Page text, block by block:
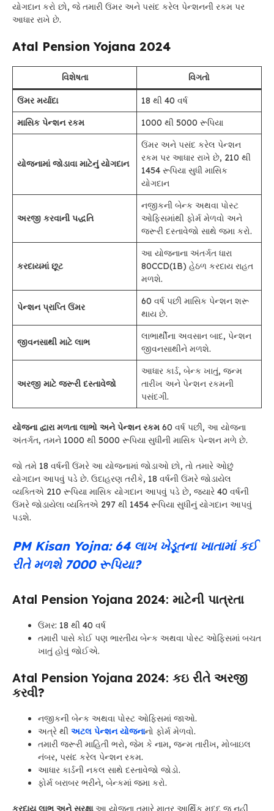
યોગદાન કરો છો, જે તમારી ઉંમર અને પસંદ કરેલ પેન્શનની રકમ પર
આધાર રાખે છે.
Atal Pension Yojana 2024
વિશેષતા વિગતો
ઉંમર મર્યાદા
18 થી 40 વર્ષ
માસિક પેન્શન રકમ
1000 થી 5000 રૂપિયા
યોજનામાં જોડાવા માટેનું યોગદાન
ઉંમર અને પસંદ કરેલ પેન્શન
રકમ પર આધાર રાખે છે, 210 થી
1454 રૂપિયા સુધી માસિક
યોગદાન
અરજી કરવાની પદ્ધતિ
નજીકની બેન્ક અથવા પોસ્ટ
ઓફિસમાંથી ફોર્મ મેળવો અને
જરૂરી દસ્તાવેજો સાથે જમા કરો.
કરદાયમાં છૂટ
આ યોજનાના અંતર્ગત ધારા
80CCD(1B) હેઠળ કરદાય રાહત
મળશે.
પેન્શન પ્રાપ્તિ ઉંમર
60 વર્ષ પછી માસિક પેન્શન શરૂ
થાય છે.
જીવનસાથી માટે લાભ
લાભાર્થીના અવસાન બાદ, પેન્શન
જીવનસાથીને મળશે.
અરજી માટે જરૂરી દસ્તાવેજો
આધાર કાર્ડ, બેન્ક ખાતું, જન્મ
તારીખ અને પેન્શન રકમની
પસંદગી.
યોજના દ્વારા મળતા લાભો અને પેન્શન રકમ 60 વર્ષ પછી, આ યોજના
અંતર્ગત, તમને 1000 થી 5000 રૂપિયા સુધીની માસિક પેન્શન મળે છે.
જો તમે 18 વર્ષની ઉંમરે આ યોજનામાં જોડાઓ છો, તો તમારે ઓછું
યોગદાન આપવું પડે છે. ઉદાહરણ તરીકે, 18 વર્ષની ઉંમરે જોડાયેલ
વ્યક્તિએ 210 રૂપિયા માસિક યોગદાન આપવું પડે છે, જ્યારે 40 વર્ષની
ઉંમરે જોડાયેલા વ્યક્તિએ 297 થી 1454 રૂપિયા સુધીનું યોગદાન આપવું
પડશે.
PM Kisan Yojna: 64 લાખ ખેડૂતના ખાતામાં કઈ
રીતે મળશે 7000 રૂપિયા?
Atal Pension Yojana 2024: માટેની પાત્રતા
ઉંમર: 18 થી 40 વર્ષ
તમારી પાસે કોઈ પણ ભારતીય બેન્ક અથવા પોસ્ટ ઓફિસમાં બચત
ખાતું હોવું જોઈએ.
Atal Pension Yojana 2024: કઇ રીતે અરજી
કરવી?
નજીકની બેન્ક અથવા પોસ્ટ ઓફિસમાં જાઓ.
અત્રે થી અટલ પેન્શન યોજનાનો ફોર્મ મેળવો.
તમારી જરૂરી માહિતી ભરો, જેમ કે નામ, જન્મ તારીખ, મોબાઇલ
નંબર, પસંદ કરેલ પેન્શન રકમ.
આધાર કાર્ડની નકલ સાથે દસ્તાવેજો જોડો.
ફોર્મ બરાબર ભરીને, બેન્કમાં જમા કરો.
કરદાય લાભ અને સુરક્ષાઆ યોજના તમારે માત્ર આર્થિક મદદ જ નહીં